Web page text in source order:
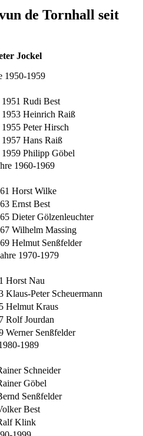
de Tornhall seit
Jockel
1950-1959
1951 Rudi Best
1953 Heinrich Raiß
1955 Peter Hirsch
1957 Hans Raiß
1959 Philipp Göbel
1960-1969
Horst Wilke
Ernst Best
Dieter Gölzenleuchter
Wilhelm Massing
Helmut Senßfelder
1970-1979
Horst Nau
Klaus-Peter Scheuermann
Helmut Kraus
Rolf Jourdan
Werner Senßfelder
1989
Schneider
Göbel
Senßfelder
Best
Klink